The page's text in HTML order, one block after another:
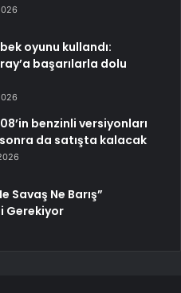
oyunu kullandı:
başarılarla dolu
benzinli versiyonları
da satışta kalacak
Savaş Ne Barış”
Gerekiyor